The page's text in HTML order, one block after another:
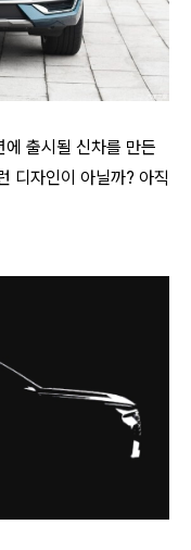
출시될 신차를 만든
디자인이 아닐까? 아직